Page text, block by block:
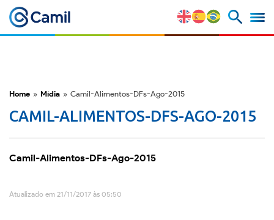
Nossas Marcas
Estratégia e Vantagens
Home » Mídia » Camil-Alimentos-DFs-Ago-2015
CAMIL-ALIMENTOS-DFS-AGO-2015
Camil-Alimentos-DFs-Ago-2015
Atualizado em 21/11/2017 às 05:50